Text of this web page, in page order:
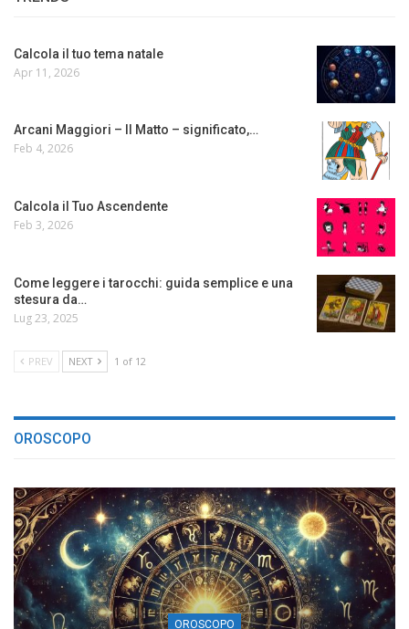
Calcola il tuo tema natale
Apr 11, 2026
Arcani Maggiori – Il Matto – significato,…
Feb 4, 2026
Calcola il Tuo Ascendente
Feb 3, 2026
Come leggere i tarocchi: guida semplice e una
stesura da…
Lug 23, 2025
PREV NEXT 1 of 12
OROSCOPO
OROSCOPO